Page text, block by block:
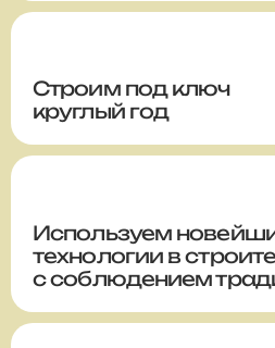
Строим под ключ
круглый год
Используем
технологии в
с соблюдением